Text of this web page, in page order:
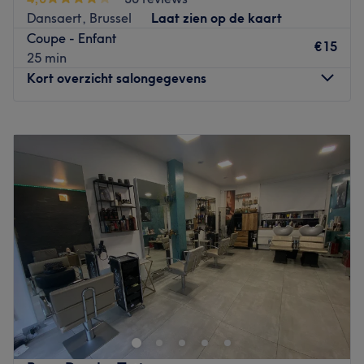
Dansaert, Brussel
Laat zien op de kaart
Coupe - Enfant
25 min
€15
Kort overzicht salongegevens
Woensdag
Donderdag
10:00
Vrijdag
10:00
Zaterdag
10:00–19:30
08:00–18:00
Bienvenue chez Mondial Coiffure, un salon de coiffure
idéalement situé dans le cœur historique de Bruxelles, à
une minute à pied de la place de la Bourse. Coupe
tendance, lissage professionnel brésilien ou japonais ou
encore d'un traçage de barbe réalisé dans les règles de